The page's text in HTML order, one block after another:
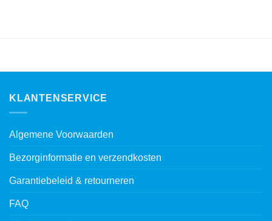
KLANTENSERVICE
Algemene Voorwaarden
Bezorginformatie en verzendkosten
Garantiebeleid & retourneren
FAQ